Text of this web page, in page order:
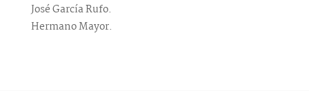
José García Rufo.
Hermano Mayor.